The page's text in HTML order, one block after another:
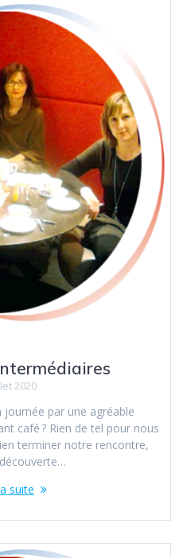
2020
par une agréable
café ? Rien de tel pour nous
terminer notre rencontre,
suite